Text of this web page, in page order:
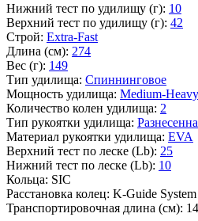
Нижний тест по удилищу (г): 10
Верхний тест по удилищу (г): 42
Строй: Extra-Fast
Длина (см): 274
Вес (г): 149
Тип удилища: Спиннинговое
Мощность удилища: Medium-Heavy
Количество колен удилища: 2
Тип рукоятки удилища:
Материал рукоятки удилища: EVA
Верхний тест по леске (Lb): 25
Нижний тест по леске (Lb): 10
Кольца: SIC
Расстановка колец: K-Guide System
Транспортировочная длина (см):